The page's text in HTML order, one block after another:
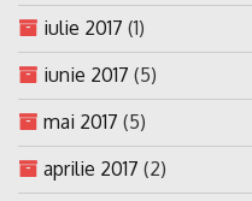
iulie 2017 (1)
iunie 2017 (5)
mai 2017 (5)
aprilie 2017 (2)